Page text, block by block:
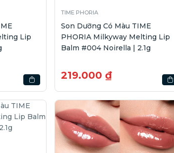
Lip
TIME PHORIA
Son Dưỡng Có Màu TIME
PHORIA Milkyway Melting Lip
Balm #004 Noirella | 2.1g
219.000 ₫